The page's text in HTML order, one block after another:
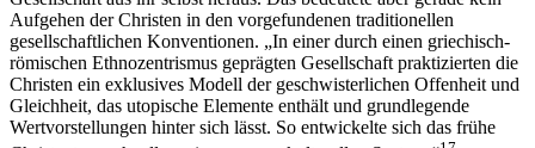
Aufgehen der Christen in den vorgefundenen traditionellen
gesellschaftlichen Konventionen. „In einer durch einen griechisch-
römischen Ethnozentrismus geprägten Gesellschaft praktizierten die
Christen ein exklusives Modell der geschwisterlichen Offenheit und
Gleichheit, das utopische Elemente enthält und grundlegende
Wertvorstellungen hinter sich lässt. So entwickelte sich das frühe